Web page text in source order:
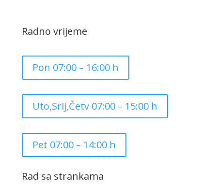
Radno vrijeme
Pon 07:00 – 16:00 h
Uto,Srij,Četv 07:00 – 15:00 h
Pet 07:00 – 14:00 h
Rad sa strankama